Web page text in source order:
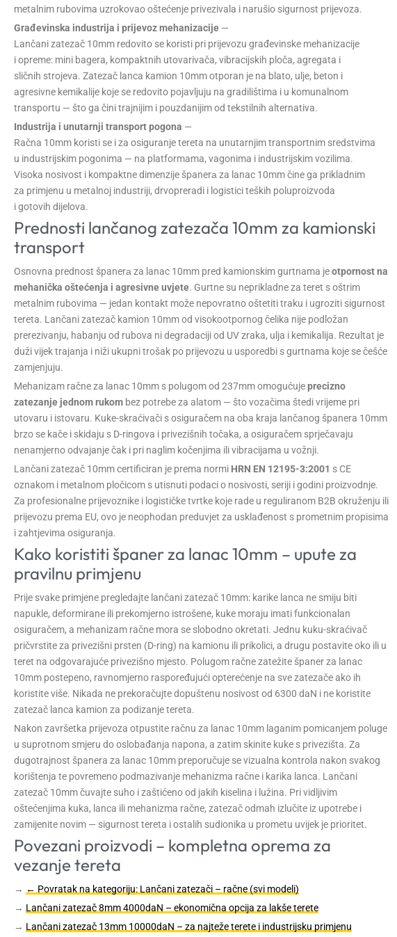
metalnim rubovima uzrokovao oštećenje privezivala i narušio sigurnost prijevoza.
Građevinska industrija i prijevoz mehanizacije —
Lančani zatezač 10mm redovito se koristi pri prijevozu građevinske mehanizacije
i opreme: mini bagera, kompaktnih utovarivača, vibracijskih ploča, agregata i
sličnih strojeva. Zatezač lanca kamion 10mm otporan je na blato, ulje, beton i
agresivne kemikalije koje se redovito pojavljuju na gradilištima i u komunalnom
transportu — što ga čini trajnijim i pouzdanijim od tekstilnih alternativa.
Industrija i unutarnji transport pogona —
Račna 10mm koristi se i za osiguranje tereta na unutarnjim transportnim sredstvima
u industrijskim pogonima — na platformama, vagonima i industrijskim vozilima.
Visoka nosivost i kompaktne dimenzije španerа za lanac 10mm čine ga prikladnim
za primjenu u metalnoj industriji, drvopreradi i logistici teških poluproizvoda
i gotovih dijelova.
Prednosti lančanog zatezača 10mm za kamionski
transport
Osnovna prednost španerа za lanac 10mm pred kamionskim gurtnama jeotpornost na
mehanička oštećenja i agresivne uvjete. Gurtne su neprikladne za teret s oštrim
metalnim rubovima — jedan kontakt može nepovratno oštetiti traku i ugroziti sigurnost
tereta. Lančani zatezač kamion 10mm od visokootpornog čelika nije podložan
prerezivanju, habanju od rubova ni degradaciji od UV zraka, ulja i kemikalija. Rezultat je
duži vijek trajanja i niži ukupni trošak po prijevozu u usporedbi s gurtnama koje se češće
zamjenjuju.
Mehanizam račne za lanac 10mm s polugom od 237mm omogućujeprecizno
zatezanje jednom rukom bez potrebe za alatom — što vozačima štedi vrijeme pri
utovaru i istovaru. Kuke-skraćivači s osiguračem na oba kraja lančanog španera 10mm
brzo se kače i skidaju s D-ringova i privezišnih točaka, a osiguračem sprječavaju
nenamjerno odvajanje čak i pri naglim kočenjima ili vibracijama u vožnji.
Lančani zatezač 10mm certificiran je prema normi HRN EN 12195-3:2001 s CE
oznakom i metalnom pločicom s utisnuti podaci o nosivosti, seriji i godini proizvodnje.
Za profesionalne prijevoznike i logističke tvrtke koje rade u reguliranom B2B okruženju ili
prijevozu prema EU, ovo je neophodan preduvjet za usklađenost s prometnim propisima
i zahtjevima osiguranja.
Kako koristiti španer za lanac 10mm – upute za
pravilnu primjenu
Prije svake primjene pregledajte lančani zatezač 10mm: karike lanca ne smiju biti
napukle, deformirane ili prekomjerno istrošene, kuke moraju imati funkcionalan
osiguračem, a mehanizam račne mora se slobodno okretati. Jednu kuku-skraćivač
pričvrstite za privezišni prsten (D-ring) na kamionu ili prikolici, a drugu postavite oko ili u
teret na odgovarajuće privezišno mjesto. Polugom račne zatežite španer za lanac
10mm postepeno, ravnomjerno raspoređujući opterećenje na sve zatezače ako ih
koristite više. Nikada ne prekoračujte dopuštenu nosivost od 6300 daN i ne koristite
zatezač lanca kamion za podizanje tereta.
Nakon završetka prijevoza otpustite račnu za lanac 10mm laganim pomicanjem poluge
u suprotnom smjeru do oslobađanja napona, a zatim skinite kuke s privezišta. Za
dugotrajnost španera za lanac 10mm preporučuje se vizualna kontrola nakon svakog
korištenja te povremeno podmazivanje mehanizma račne i karika lanca. Lančani
zatezač 10mm čuvajte suho i zaštićeno od jakih kiselina i lužina. Pri vidljivim
oštećenjima kuka, lanca ili mehanizma račne, zatezač odmah izlučite iz upotrebe i
zamijenite novim — sigurnost tereta i ostalih sudionika u prometu uvijek je prioritet.
Povezani proizvodi – kompletna oprema za
vezanje tereta
→ ← Povratak na kategoriju: Lančani zatezači – račne (svi modeli)
→ Lančani zatezač 8mm 4000daN – ekonomična opcija za lakše terete
→ Lančani zatezač 13mm 10000daN – za najteže terete i industrijsku primjenu